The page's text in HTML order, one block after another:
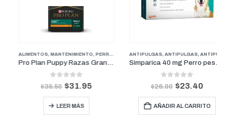
ALIMENTOS,MANTENIMIENTO,PERROS ,
Pro Plan Puppy Razas Grandes | Cachorros razas Grandes 3.5kg
out of 5
35.50 $31.95
LEER MÁS
ANTIPULGAS,ANTIPULGAS,ANTIPULGAS PERROS PESOS MEDIANOS
Simparica 40 mg Perro pesos de 10 kg a 20 kg (1 Mes)
out of 5
26.00 $23.40
AÑADIR AL CARRITO